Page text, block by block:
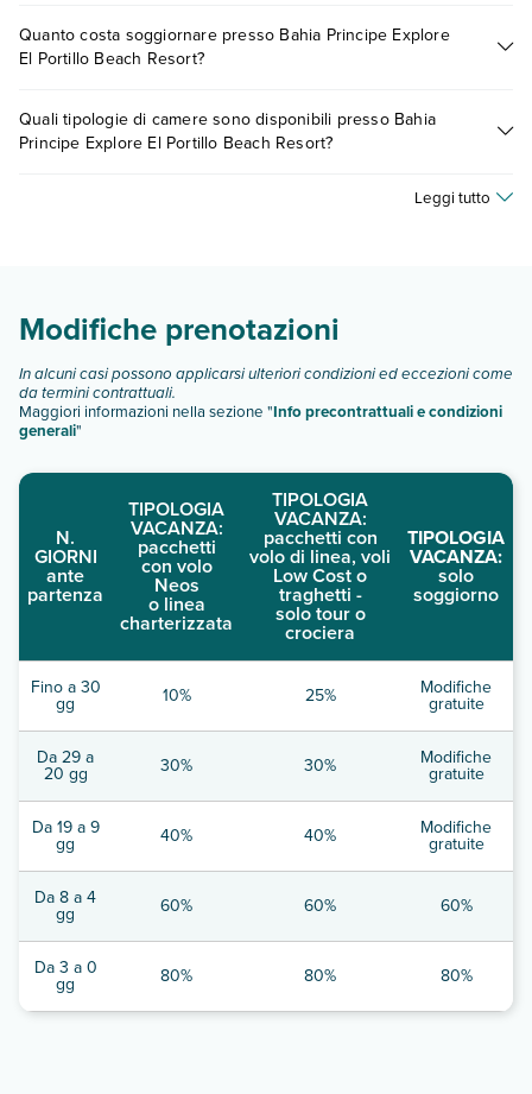
Scopri tutti i dettagli nel paragrafo dedicato "
Info e
descrizione".
presso Bahia Principe Explore El Portillo Beach Resort.
Scoprile tutte nellasezione dedicata
appuntamento
Quanto costa soggiornare presso Bahia Principe Explore
El Portillo Beach Resort?
possono variare in base a vari fattori (per es. date, condizioni
dell'hotel, ecc). Per consultare i prezzi, compila il motore di
Quali tipologie di camere sono disponibili presso Bahia
Principe Explore El Portillo Beach Resort?
Scopri tutti i dettagli nel paragrafo dedicato "
descrizione".
Leggi tutto
Modifiche prenotazioni
In alcuni casi possono applicarsi ulteriori condizioni ed eccezioni come
da termini contrattuali.
Maggiori informazioni nella sezione "Info precontrattuali e condizioni
generali"
N.
GIORNI
ante
partenza
TIPOLOGIA
VACANZA:
pacchetti
con volo
Neos
o linea
charterizzata
TIPOLOGIA
VACANZA:
pacchetti con
volo di linea, voli
Low Cost o
traghetti -
solo tour o
crociera
TIPOLOGIA
VACANZA:
solo
soggiorno
Fino a 30
gg 10% 25% Modifiche
gratuite
Da 29 a
20 gg 30% 30% Modifiche
gratuite
Da 19 a 9
gg 40% 40% Modifiche
gratuite
Da 8 a 4
gg 60% 60% 60%
Da 3 a 0
gg 80% 80% 80%